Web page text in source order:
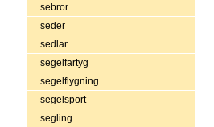
sebror
seder
sedlar
segelfartyg
segelflygning
segelsport
segling